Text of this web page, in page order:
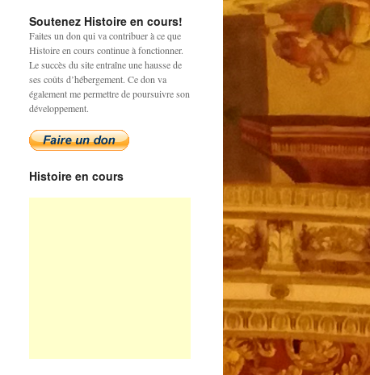
Soutenez Histoire en cours!
Faites un don qui va contribuer à ce que
Histoire en cours continue à fonctionner.
Le succès du site entraîne une hausse de
ses coûts d’hébergement. Ce don va
également me permettre de poursuivre son
développement.
Histoire en cours